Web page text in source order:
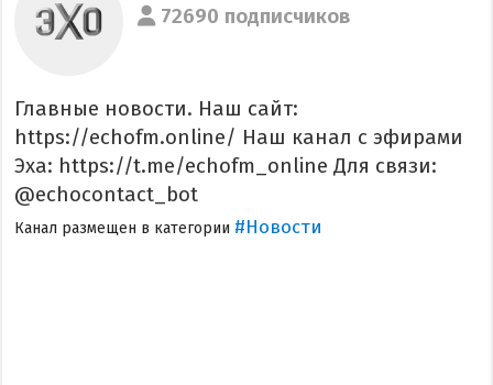
72690 подписчиков
Главные новости. Наш сайт:
https://echofm.online/ Наш канал с эфирами
Эха: https://t.me/echofm_online Для связи:
@echocontact_bot
Канал размещен в категории #Новости